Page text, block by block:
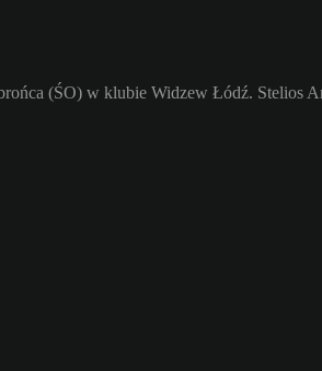
(ŚO) w klubie Widzew Łódź. Stelios